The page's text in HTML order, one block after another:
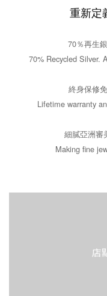
重新定
70％再生
70% Recycled Silver.
終身保修
Lifetime warranty
細膩亞洲審
Making fine